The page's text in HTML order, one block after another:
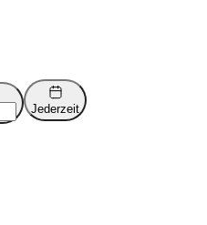
Jederzeit